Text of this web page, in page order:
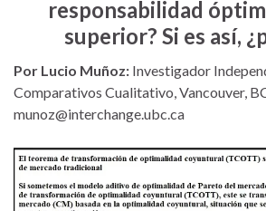
responsabilidad
superior? Si es así,
Por Lucio Muñoz: Investigador
Comparativos Cualitativo, Vancouver,
munoz@interchange.ubc.ca